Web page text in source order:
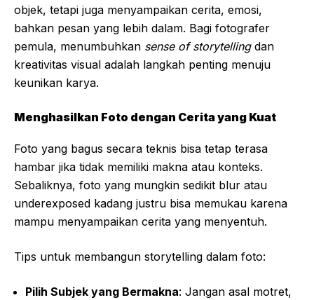
objek, tetapi juga menyampaikan cerita, emosi,
bahkan pesan yang lebih dalam. Bagi fotografer
pemula, menumbuhkan sense of storytellingdan
kreativitas visual adalah langkah penting menuju
keunikan karya.
Menghasilkan Foto dengan Cerita yang Kuat
Foto yang bagus secara teknis bisa tetap terasa
hambar jika tidak memiliki makna atau konteks.
Sebaliknya, foto yang mungkin sedikit blur atau
underexposed kadang justru bisa memukau karena
mampu menyampaikan cerita yang menyentuh.
Tips untuk membangun storytelling dalam foto:
Pilih Subjek yang Bermakna: Jangan asal motret,